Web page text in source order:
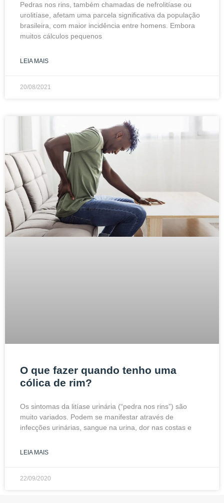
Pedras nos rins, também chamadas de nefrolitíase ou
urolitíase, afetam uma parcela significativa da população
brasileira, com maior incidência entre homens. Embora
muitos cálculos pequenos
LEIA MAIS
20/08/2021
O que fazer quando tenho uma
cólica de rim?
Os sintomas da litíase urinária (“pedra nos rins”) são
muito variados. Podem se manifestar através de
infecções urinárias, sangue na urina, dor nas costas e
LEIA MAIS
22/09/2020